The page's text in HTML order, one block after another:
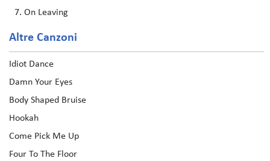
On Leaving
Altre Canzoni
Idiot Dance
Damn Your Eyes
Body Shaped Bruise
Hookah
Come Pick Me Up
Four To The Floor